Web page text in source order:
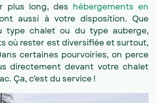
plus long, des hébergements en
aussi à votre disposition. Que
type chalet ou du type auberge,
où rester est diversifiée et surtout,
certaines pourvoiries, on perce
directement devant votre chalet
Ça, c’est du service !